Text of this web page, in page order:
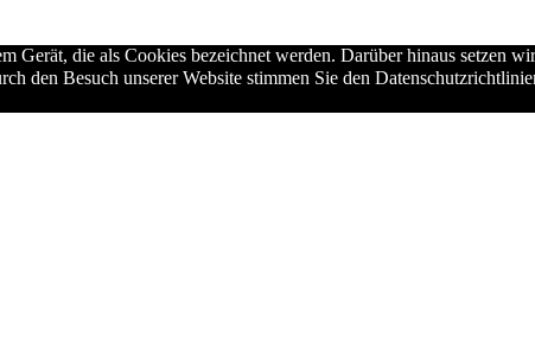
die als Cookies bezeichnet werden. Darüber hinaus setzen
den Besuch unserer Website stimmen Sie den